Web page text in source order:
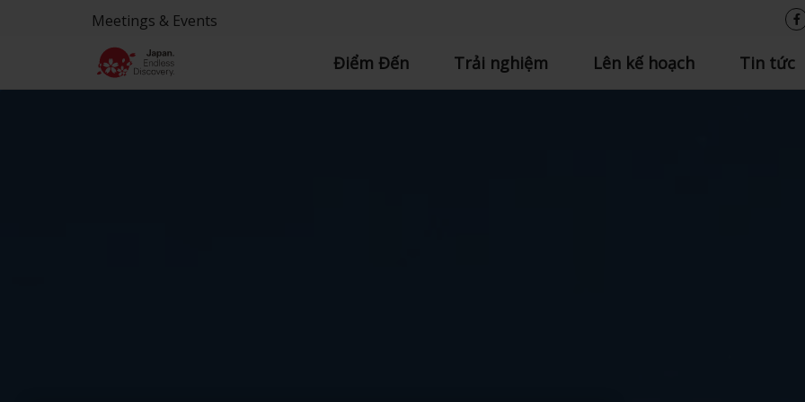
Meetings & Events
Điểm Đến Trải nghiệm Lên kế hoạch Tin tức